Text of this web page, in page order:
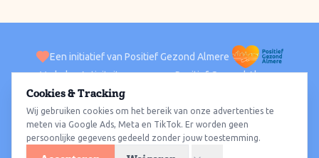
Een initiatief van Positief Gezond Almere
VerhalenActiviteiten Positief Gezond Almere
ACTIVITEITEN PER WIJK
Alle wijkenAlmere HavenAlmere StadAlmere BuitenAlmere Poort
Almere HoutAlmere OosterwoldWat te doen
Cookies & Tracking
Wij gebruiken cookies om het bereik van onze advertenties te
meten via Google Ads, Meta en TikTok. Er worden geen
persoonlijke gegevens gedeeld zonder jouw toestemming.